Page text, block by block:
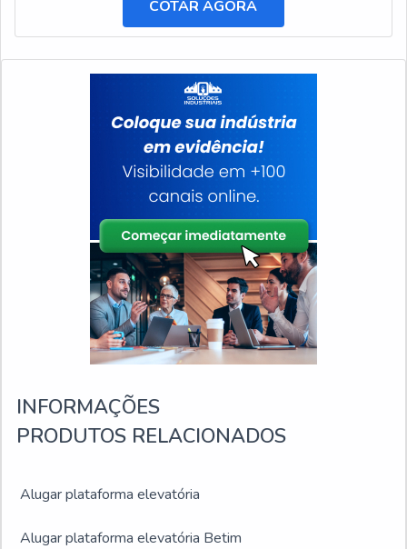
COTAR AGORA
INFORMAÇÕES
PRODUTOS RELACIONADOS
Alugar plataforma elevatória
Alugar plataforma elevatória Betim